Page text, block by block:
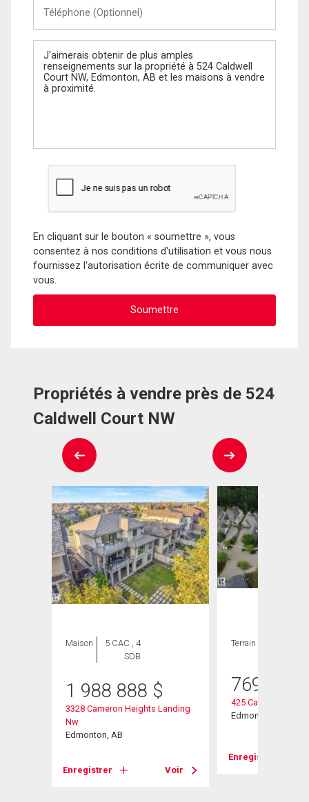
(Optionnel)
Message
En cliquant sur le bouton « soumettre », vous
consentez à nos conditions d'utilisation et vous nous
fournissez l'autorisation écrite de communiquer avec
vous.
Propriétés à vendre près de 524
Caldwell Court NW
Maison
5 CAC , 4
SDB
1 988 888 $
3328 Cameron Heights Landing
Nw
Edmonton, AB
Enregistrer Voir
Terrain
769 000
425 Caldwell Place
Edmonton, AB
Enregistrer